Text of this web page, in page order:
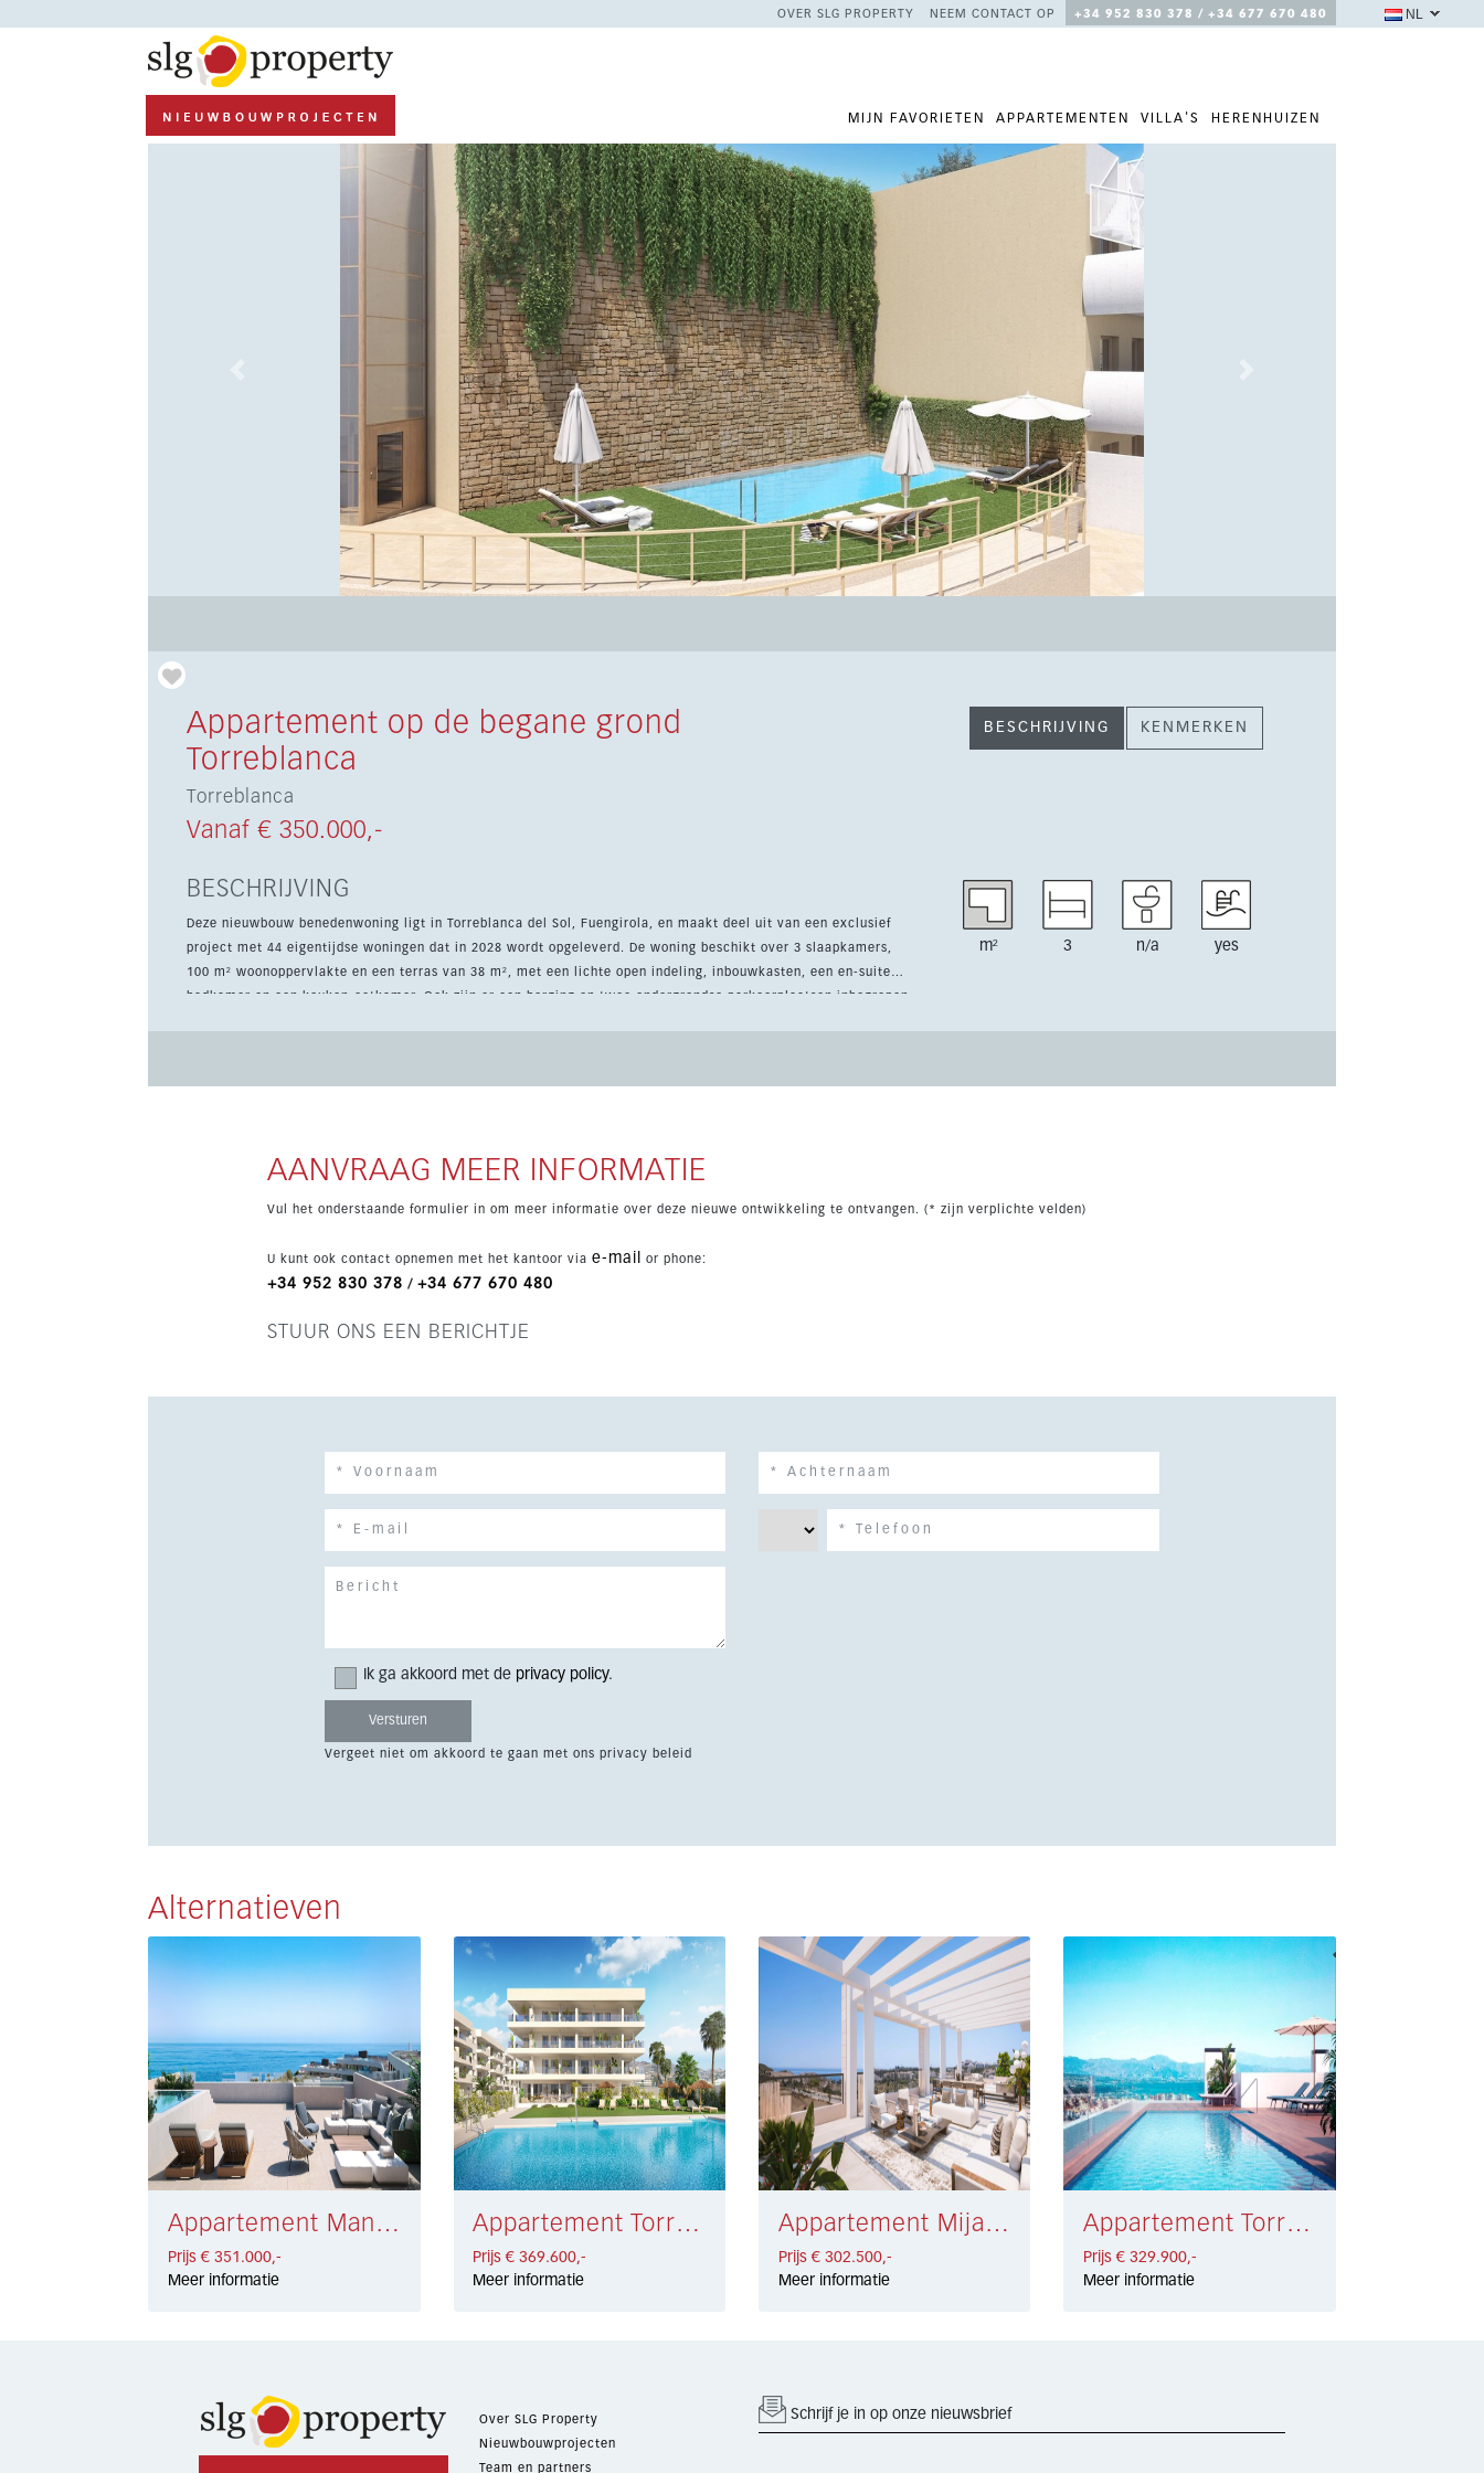
OVER SLG PROPERTY NEEM CONTACT OP +34 952 830 378 / +34 677 670 480
MIJN FAVORIETEN APPARTEMENTEN VILLA'S HERENHUIZEN
NL
Appartement op de begane grond
Torreblanca
Torreblanca
Vanaf € 350.000,-
BESCHRIJVING KENMERKEN
BESCHRIJVING
Deze nieuwbouw benedenwoning ligt in Torreblanca del Sol, Fuengirola, en maakt deel uit van een exclusief
project met 44 eigentijdse woningen dat in 2028 wordt opgeleverd. De woning beschikt over 3 slaapkamers,
100 m² woonoppervlakte en een terras van 38 m², met een lichte open indeling, inbouwkasten, een en-suite
badkamer en een keuken-eetkamer. Ook zijn er een berging en twee ondergrondse parkeerplaatsen inbegrepen.
m² 3 n/a yes
AANVRAAG MEER INFORMATIE
Vul het onderstaande formulier in om meer informatie over deze nieuwe ontwikkeling te ontvangen. (* zijn verplichte velden)
U kunt ook contact opnemen met het kantoor via e-mail or phone:
+34 952 830 378 / +34 677 670 480
STUUR ONS EEN BERICHTJE
Ik ga akkoord met de privacy policy.
Vergeet niet om akkoord te gaan met ons privacy beleid
Alternatieven
Appartement Manilva € 351.000,-
Prijs € 351.000,-
Meer informatie
Appartement Torrox Costa € 369.600,-
Prijs € 369.600,-
Meer informatie
Appartement Mijas Golf € 302.500,-
Prijs € 302.500,-
Meer informatie
Appartement Torremolinos € 329.900,-
Prijs € 329.900,-
Meer informatie
Over SLG Property
Nieuwbouwprojecten
Team en partners
Schrijf je in op onze nieuwsbrief